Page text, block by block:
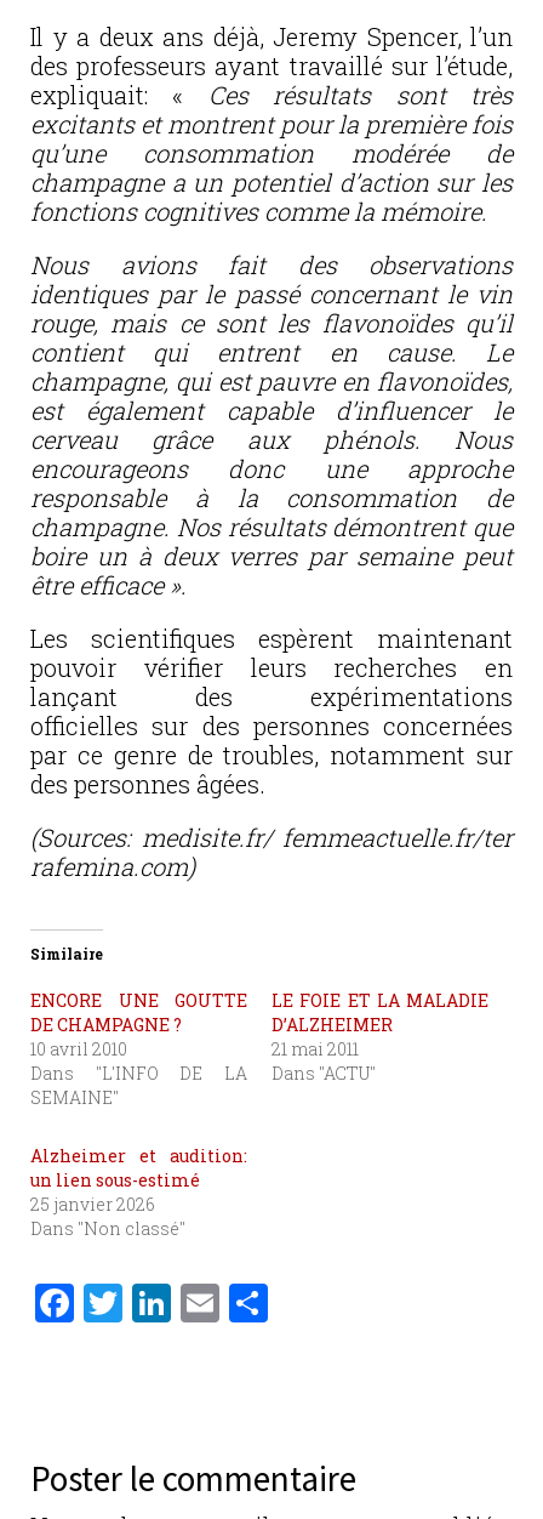
Il y a deux ans déjà, Jeremy Spencer, l’un
des professeurs ayant travaillé sur l’étude,
expliquait: « Ces résultats sont très
excitants et montrent pour la première fois
qu’une consommation modérée de
champagne a un potentiel d’action sur les
fonctions cognitives comme la mémoire.
Nous avions fait des observations
identiques par le passé concernant le vin
rouge, mais ce sont les flavonoïdes qu’il
contient qui entrent en cause. Le
champagne, qui est pauvre en flavonoïdes,
est également capable d’influencer le
cerveau grâce aux phénols. Nous
encourageons donc une approche
responsable à la consommation de
champagne. Nos résultats démontrent que
boire un à deux verres par semaine peut
être efficace ».
Les scientifiques espèrent maintenant
pouvoir vérifier leurs recherches en
lançant des expérimentations
officielles sur des personnes concernées
par ce genre de troubles, notamment sur
des personnes âgées.
(Sources: medisite.fr/ femmeactuelle.fr/ter
rafemina.com)
Similaire
ENCORE UNE GOUTTE
DE CHAMPAGNE ?
10 avril 2010
Dans "L'INFO DE LA
SEMAINE"
LE FOIE ET LA MALADIE
D’ALZHEIMER
21 mai 2011
Dans "ACTU"
Alzheimer et audition:
un lien sous-estimé
25 janvier 2026
Dans "Non classé"
F
b
o
T
r
Li
n
E
er
Poster le commentaire